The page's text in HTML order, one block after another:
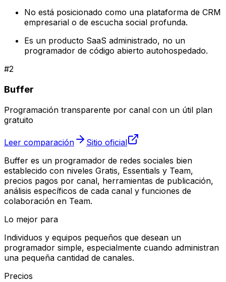
No está posicionado como una plataforma de CRM
empresarial o de escucha social profunda.
Es un producto SaaS administrado, no un
programador de código abierto autohospedado.
#2
Buffer
Programación transparente por canal con un útil plan
gratuito
Leer comparación
Sitio oficial
Buffer es un programador de redes sociales bien
establecido con niveles Gratis, Essentials y Team,
precios pagos por canal, herramientas de publicación,
análisis específicos de cada canal y funciones de
colaboración en Team.
Lo mejor para
Individuos y equipos pequeños que desean un
programador simple, especialmente cuando administran
una pequeña cantidad de canales.
Precios